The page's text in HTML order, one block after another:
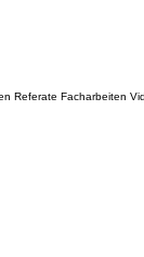
Referate Facharbeiten